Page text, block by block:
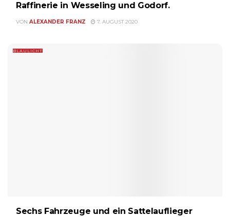
Raffinerie in Wesseling und Godorf.
VON ALEXANDER FRANZ 7. AUGUST 2020
BLAULICHT
Sechs Fahrzeuge und ein Sattelauflieger